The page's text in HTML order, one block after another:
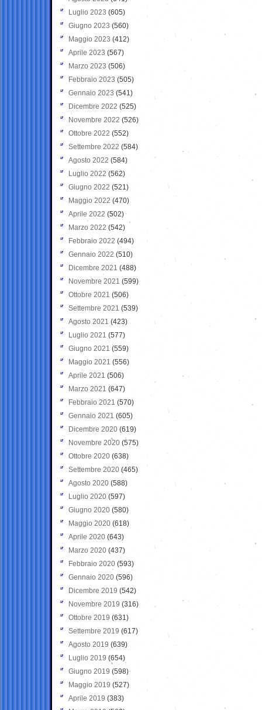
Luglio 2023 (605)
Giugno 2023 (560)
Maggio 2023 (412)
Aprile 2023 (567)
Marzo 2023 (506)
Febbraio 2023 (505)
Gennaio 2023 (541)
Dicembre 2022 (525)
Novembre 2022 (526)
Ottobre 2022 (552)
Settembre 2022 (584)
Agosto 2022 (584)
Luglio 2022 (562)
Giugno 2022 (521)
Maggio 2022 (470)
Aprile 2022 (502)
Marzo 2022 (542)
Febbraio 2022 (494)
Gennaio 2022 (510)
Dicembre 2021 (488)
Novembre 2021 (599)
Ottobre 2021 (506)
Settembre 2021 (539)
Agosto 2021 (423)
Luglio 2021 (577)
Giugno 2021(559)
Maggio 2021 (556)
Aprile 2021 (506)
Marzo 2021 (647)
Febbraio 2021 (570)
Gennaio 2021 (605)
Dicembre 2020 (619)
Novembre 2020 (575)
Ottobre 2020 (638)
Settembre 2020(465)
Agosto 2020 (588)
Luglio 2020 (597)
Giugno 2020 (580)
Maggio 2020 (618)
Aprile 2020 (643)
Marzo 2020 (437)
Febbraio 2020 (593)
Gennaio 2020 (596)
Dicembre 2019 (542)
Novembre 2019 (316)
Ottobre 2019 (631)
Settembre 2019 (617)
Agosto 2019 (639)
Luglio 2019 (654)
Giugno 2019 (598)
Maggio 2019 (527)
Aprile 2019 (383)